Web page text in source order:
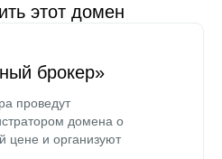
этот домен
брокер»
проведут
домена о
цене и организуют